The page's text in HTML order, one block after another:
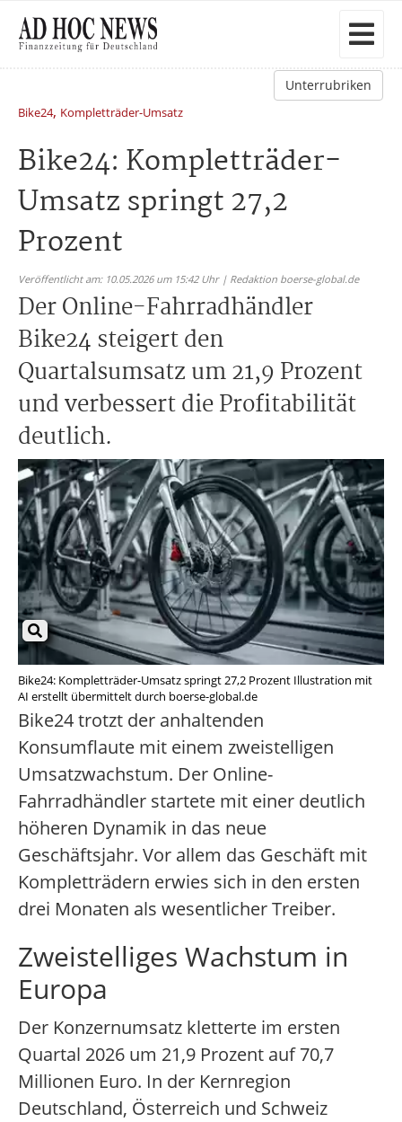
Unterrubriken
Bike24, Kompletträder-Umsatz
Bike24: Kompletträder-
Umsatz springt 27,2
Prozent
Veröffentlicht am: 10.05.2026 um 15:42 Uhr | Redaktion boerse-global.de
Der Online-Fahrradhändler
Bike24 steigert den
Quartalsumsatz um 21,9 Prozent
und verbessert die Profitabilität
deutlich.
Bike24: Kompletträder-Umsatz springt 27,2 Prozent Illustration mit
AI erstellt übermittelt durch boerse-global.de
Bike24 trotzt der anhaltenden
Konsumflaute mit einem zweistelligen
Umsatzwachstum. Der Online-
Fahrradhändler startete mit einer deutlich
höheren Dynamik in das neue
Geschäftsjahr. Vor allem das Geschäft mit
Kompletträdern erwies sich in den ersten
drei Monaten als wesentlicher Treiber.
Zweistelliges Wachstum in
Europa
Der Konzernumsatz kletterte im ersten
Quartal 2026 um 21,9 Prozent auf 70,7
Millionen Euro. In der Kernregion
Deutschland, Österreich und Schweiz